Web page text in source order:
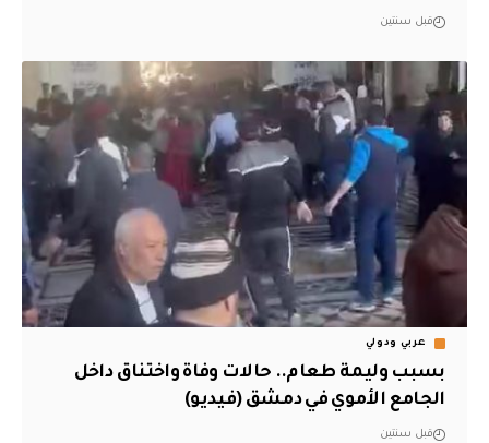
قبل سنتين
عربي ودولي
بسبب وليمة طعام.. حالات وفاة واختناق داخل
الجامع الأموي في دمشق (فيديو)
قبل سنتين